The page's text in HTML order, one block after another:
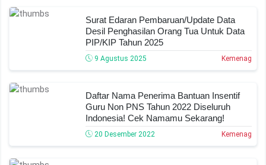
Surat Edaran Pembaruan/Update Data
Desil Penghasilan Orang Tua Untuk Data
PIP/KIP Tahun 2025
9 Agustus 2025 Kemenag
Daftar Nama Penerima Bantuan Insentif
Guru Non PNS Tahun 2022 Diseluruh
Indonesia! Cek Namamu Sekarang!
20 Desember 2022 Kemenag